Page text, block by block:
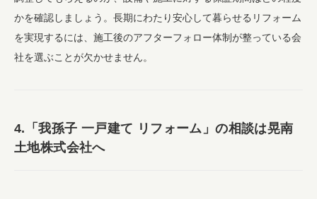
かを確認しましょう。長期にわたり安心して暮らせるリフォーム
を実現するには、施工後のアフターフォロー体制が整っている会
社を選ぶことが欠かせません。
4.「我孫子 一戸建て リフォーム」の相談は晃南
土地株式会社へ